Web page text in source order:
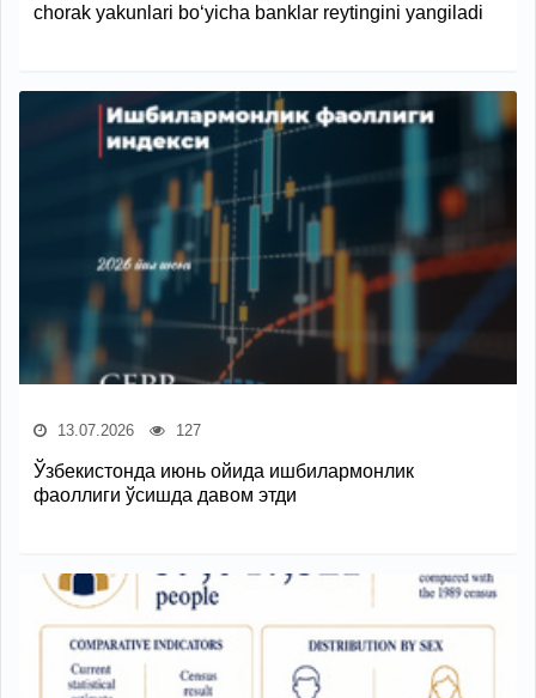
chorak yakunlari bo‘yicha banklar reytingini yangiladi
13.07.2026 127
Ўзбекистонда июнь ойида ишбилармонлик
фаоллиги ўсишда давом этди